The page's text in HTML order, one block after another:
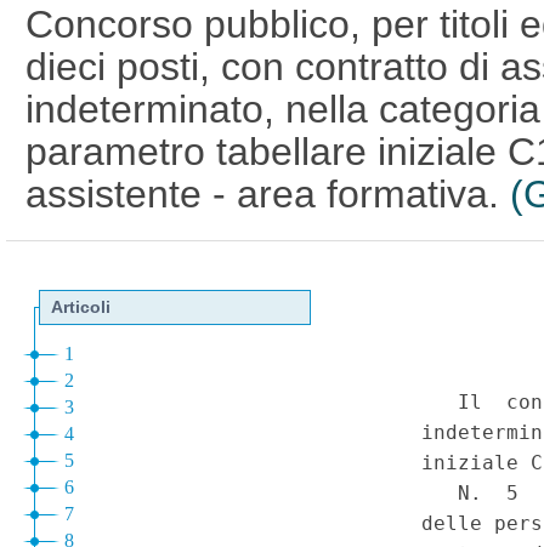
Concorso pubblico, per titoli
dieci posti, con contratto di
indeterminato, nella
parametro tabellare iniziale
assistente - area formativa.